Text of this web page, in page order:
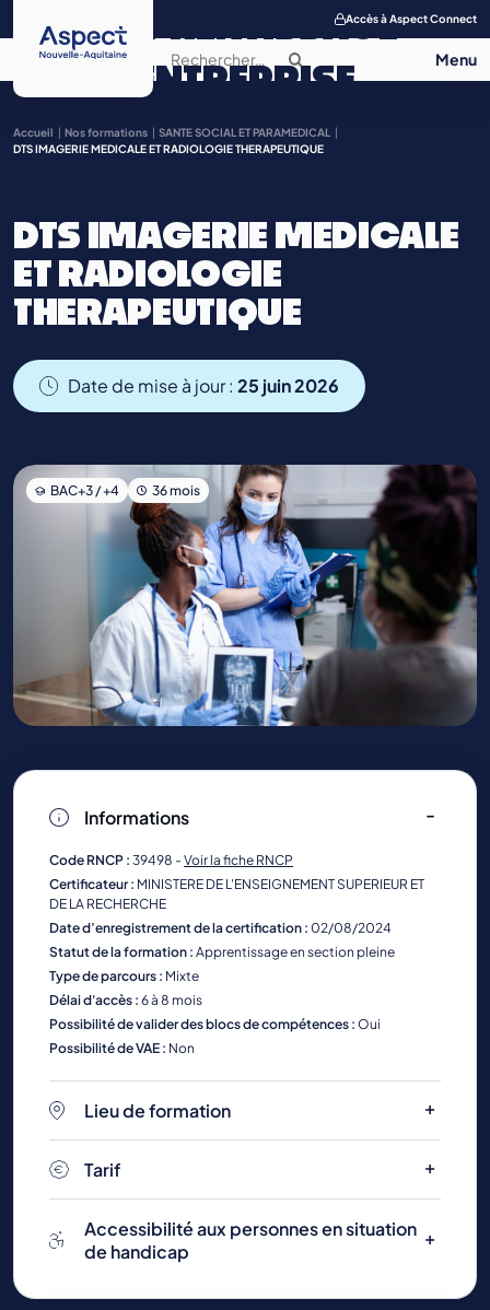
Accès à Aspect Connect
APPRENTISSAGE
ENTREPRISE
SALON DE
CONTACT
Accueil Nos formations
SANTE SOCIAL ET PARAMEDICAL
DTS IMAGERIE MEDICALE ET RADIOLOGIE THERAPEUTIQUE
DTS IMAGERIE MEDICALE
ET RADIOLOGIE
THERAPEUTIQUE
Date de mise à jour :25 juin 2026
BAC+3 / +4 36 mois
Informations
Code RNCP : 39498 - Voir la fiche RNCP
Certificateur : MINISTERE DE L'ENSEIGNEMENT SUPERIEUR ET
DE LA RECHERCHE
Date d’enregistrement de la certification : 02/08/2024
Statut de la formation : Apprentissage en section pleine
Type de parcours : Mixte
Délai d'accès : 6 à 8 mois
Possibilité de valider des blocs de compétences : Oui
Possibilité de VAE : Non
Lieu de formation
Tarif
Accessibilité aux personnes en situation
de handicap